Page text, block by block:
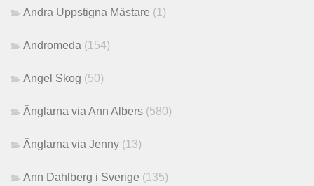
Andra Uppstigna Mästare (1)
Andromeda (154)
Angel Skog (50)
Änglarna via Ann Albers (580)
Änglarna via Jenny (13)
Ann Dahlberg i Sverige (135)